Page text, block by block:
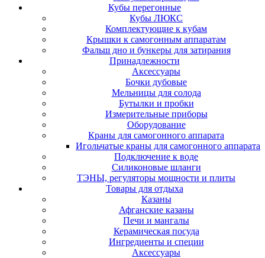
Кубы перегонные
Кубы ЛЮКС
Комплектующие к кубам
Крышки к самогонным аппаратам
Фальш дно и бункеры для затирания
Принадлежности
Аксессуары
Бочки дубовые
Мельницы для солода
Бутылки и пробки
Измерительные приборы
Оборудование
Краны для самогонного аппарата
Игольчатые краны для самогонного аппарата
Подключение к воде
Силиконовые шланги
ТЭНЫ, регуляторы мощности и плиты
Товары для отдыха
Казаны
Афганские казаны
Печи и мангалы
Керамическая посуда
Ингредиенты и специи
Аксессуары